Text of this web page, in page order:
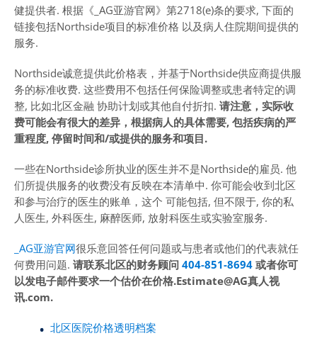
健提供者. 根据《_AG亚游官网》第2718(e)条的要求, 下面的
链接包括Northside项目的标准价格 以及病人住院期间提供的
服务.
Northside诚意提供此价格表，并基于Northside供应商提供服
务的标准收费. 这些费用不包括任何保险调整或患者特定的调
整, 比如北区金融 协助计划或其他自付折扣. 请注意，实际收
费可能会有很大的差异，根据病人的具体需要, 包括疾病的严
重程度, 停留时间和/或提供的服务和项目.
一些在Northside诊所执业的医生并不是Northside的雇员. 他
们所提供服务的收费没有反映在本清单中. 你可能会收到北区
和参与治疗的医生的账单，这个 可能包括, 但不限于, 你的私
人医生, 外科医生, 麻醉医师, 放射科医生或实验室服务.
_AG亚游官网很乐意回答任何问题或与患者或他们的代表就任
何费用问题. 请联系北区的财务顾问 404-851-8694 或者你可
以发电子邮件要求一个估价在价格.Estimate@AG真人视
讯.com.
北区医院价格透明档案